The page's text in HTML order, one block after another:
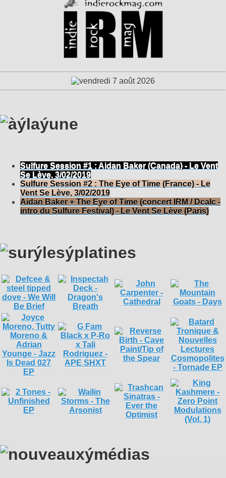
Sulfure Session #1 : Aidan Baker (Canada) - Le Vent
Se Lève, 3/02/2019
Sulfure Session #2 : The Eye of Time (France) - Le
Vent Se Lève, 3/02/2019
Aidan Baker + The Eye of Time (concert IRM / Dcalc -
intro du Sulfure Festival) - Le Vent Se Lève (Paris)